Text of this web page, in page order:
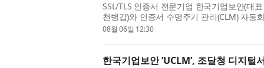
SSL/TLS 인증서 전문기업 한국기업보안(대
천병갑)와 인증서 수명주기 관리(CLM) 자동
적 업무협약(MOU)을 체결했다고 밝혔...
08월 06일 12:30
한국기업보안 ‘UCLM’, 조달청 디지